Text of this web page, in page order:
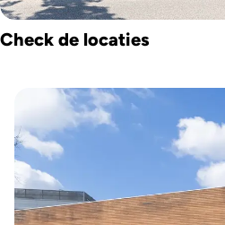
Check de locaties